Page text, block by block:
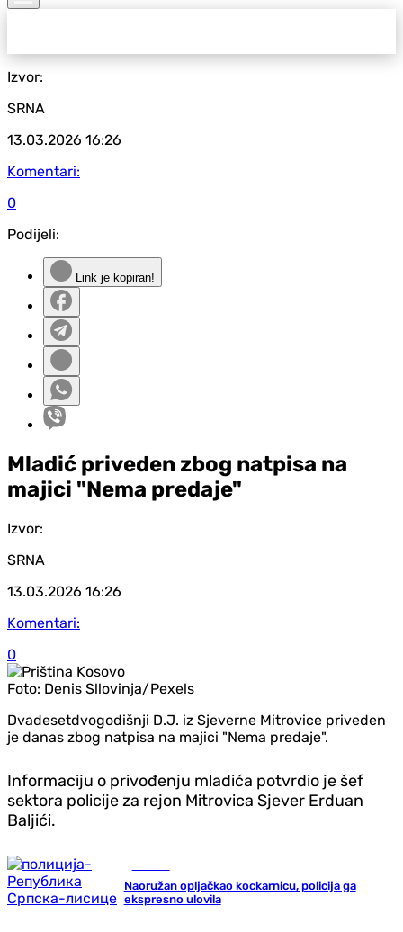
Izvor:
SRNA
13.03.2026 16:26
Komentari:
0
Podijeli:
Link je kopiran!
Mladić priveden zbog natpisa na
majici "Nema predaje"
Izvor:
SRNA
13.03.2026 16:26
Komentari:
0
Foto: Denis Sllovinja/Pexels
Dvadesetdvogodišnji D.J. iz Sjeverne Mitrovice priveden
je danas zbog natpisa na majici "Nema predaje".
Informaciju o privođenju mladića potvrdio je šef
sektora policije za rejon Mitrovica Sjever Erduan
Baljići.
Naoružan opljačkao kockarnicu, policija ga
ekspresno ulovila